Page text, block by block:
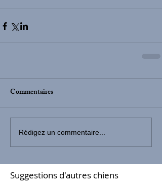
Commentaires
Rédigez un commentaire...
Suggestions d'autres chiens